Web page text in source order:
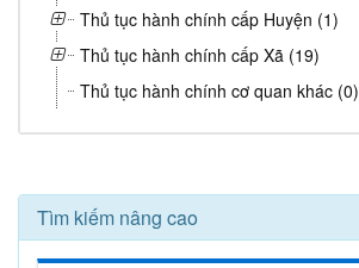
Thủ tục hành chính cấp Huyện (1)
Thủ tục hành chính cấp Xã (19)
Thủ tục hành chính cơ quan khác (0)
Tìm kiếm nâng cao